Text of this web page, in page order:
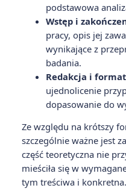
podstawowa
Wstęp i
pracy, opis jej
wynikające z
badania.
Redakcja i
ujednolicenie
dopasowanie do
Ze względu na krótszy
szczególnie ważne jest
część teoretyczna nie
mieściła się w
tym treściwa i konkretna.